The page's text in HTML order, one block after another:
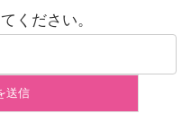
ください。